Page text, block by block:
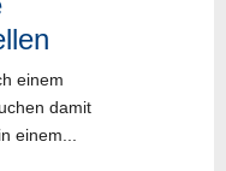
einem
damit
einem...